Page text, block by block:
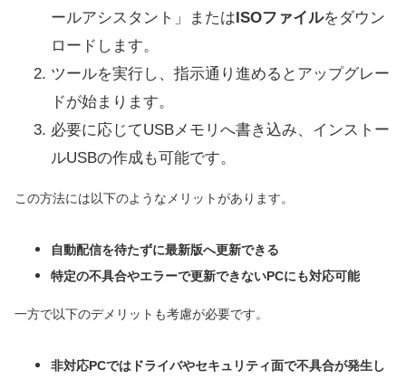
ールアシスタント」またはISOファイルをダウン
ロードします。
ツールを実行し、指示通り進めるとアップグレー
ドが始まります。
必要に応じてUSBメモリへ書き込み、インストー
ルUSBの作成も可能です。
この方法には以下のようなメリットがあります。
自動配信を待たずに最新版へ更新できる
特定の不具合やエラーで更新できないPCにも対応可能
一方で以下のデメリットも考慮が必要です。
非対応PCではドライバやセキュリティ面で不具合が発生し